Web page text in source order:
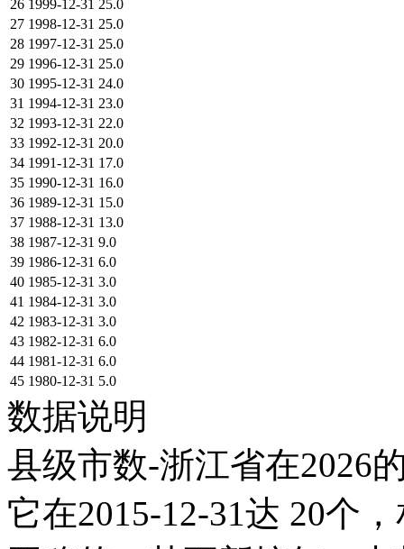
26 1999-12-31 25.0
27 1998-12-31 25.0
28 1997-12-31 25.0
29 1996-12-31 25.0
30 1995-12-31 24.0
31 1994-12-31 23.0
32 1993-12-31 22.0
33 1992-12-31 20.0
34 1991-12-31 17.0
35 1990-12-31 16.0
36 1989-12-31 15.0
37 1988-12-31 13.0
38 1987-12-31 9.0
39 1986-12-31 6.0
40 1985-12-31 3.0
41 1984-12-31 3.0
42 1983-12-31 3.0
43 1982-12-31 6.0
44 1981-12-31 6.0
45 1980-12-31 5.0
数据说明
县级市数-浙江省在2026
它在2015-12-31达 20个